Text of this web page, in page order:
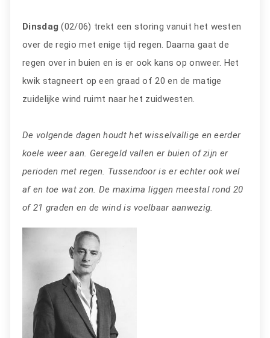
Dinsdag(02/06) trekt een storing vanuit het westen
over de regio met enige tijd regen. Daarna gaat de
regen over in buien en is er ook kans op onweer. Het
kwik stagneert op een graad of 20 en de matige
zuidelijke wind ruimt naar het zuidwesten.
De volgende dagen houdt het wisselvallige en eerder
koele weer aan. Geregeld vallen er buien of zijn er
perioden met regen. Tussendoor is er echter ook wel
af en toe wat zon. De maxima liggen meestal rond 20
of 21 graden en de wind is voelbaar aanwezig.